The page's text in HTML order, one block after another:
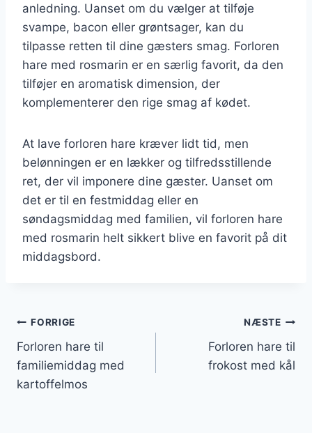
anledning. Uanset om du vælger at tilføje
svampe, bacon eller grøntsager, kan du
tilpasse retten til dine gæsters smag. Forloren
hare med rosmarin er en særlig favorit, da den
tilføjer en aromatisk dimension, der
komplementerer den rige smag af kødet.
At lave forloren hare kræver lidt tid, men
belønningen er en lækker og tilfredsstillende
ret, der vil imponere dine gæster. Uanset om
det er til en festmiddag eller en
søndagsmiddag med familien, vil forloren hare
med rosmarin helt sikkert blive en favorit på dit
middagsbord.
Indlægsnavigation
FORRIGE
Forloren hare til
familiemiddag med
kartoffelmos
NÆSTE
Forloren hare til
frokost med kål